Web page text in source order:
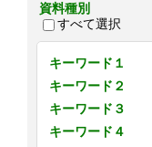
資料種別
すべて選択
キーワード１
キーワード２
キーワード３
キーワード４